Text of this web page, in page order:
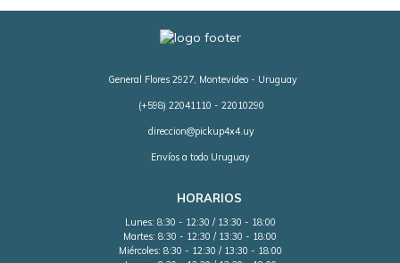
General Flores 2927, Montevideo - Uruguay
(+598) 22041110 - 22010290
direccion@pickup4x4.uy
Envíos a todo Uruguay
HORARIOS
Lunes: 8:30 - 12:30 / 13:30 - 18:00
Martes: 8:30 - 12:30 / 13:30 - 18:00
Miércoles: 8:30 - 12:30 / 13:30 - 18:00